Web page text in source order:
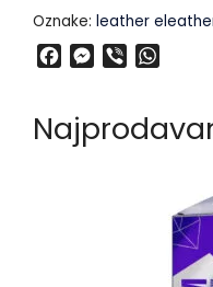
Oznake: leather
e
b
M
s
e
t